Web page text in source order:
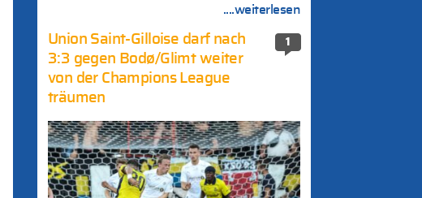
....weiterlesen
1
Union Saint-Gilloise darf nach
3:3 gegen Bodø/Glimt weiter
von der Champions League
träumen